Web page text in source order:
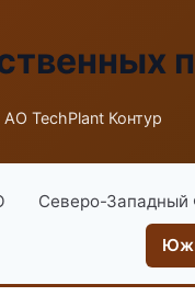
АО TechPlant Контур
Северо-